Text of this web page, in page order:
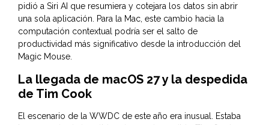
pidió a Siri AI que resumiera y cotejara los datos sin abrir
una sola aplicación. Para la Mac, este cambio hacia la
computación contextual podría ser el salto de
productividad más significativo desde la introducción del
Magic Mouse.
La llegada de macOS 27 y la despedida
de Tim Cook
El escenario de la WWDC de este año era inusual. Estaba